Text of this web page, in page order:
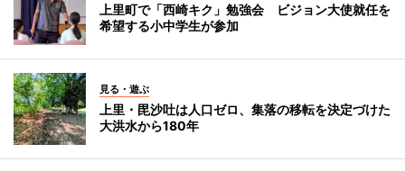
上里町で「西崎キク」勉強会 ビジョン大使就任を
希望する小中学生が参加
見る・遊ぶ
上里・毘沙吐は人口ゼロ、集落の移転を決定づけた
大洪水から180年